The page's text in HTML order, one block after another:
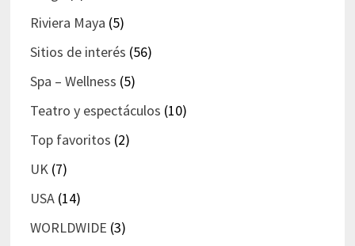
Riviera Maya (5)
Sitios de interés (56)
Spa – Wellness (5)
Teatro y espectáculos (10)
Top favoritos (2)
UK(7)
USA(14)
WORLDWIDE (3)